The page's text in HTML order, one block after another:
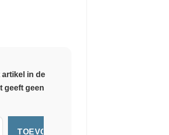
in de
geeft geen